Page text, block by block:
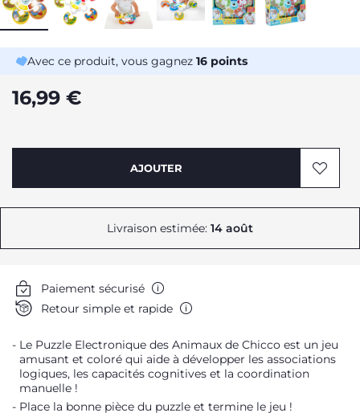
Avec ce produit, vous gagnez 16 points
16,99 €
AJOUTER
Livraison estimée: 14 août
Paiement sécurisé
Retour simple et rapide
Le Puzzle Electronique des Animaux de Chicco est un jeu
amusant et coloré qui aide à développer les associations
logiques, les capacités cognitives et la coordination
manuelle !
Place la bonne pièce du puzzle et termine le jeu !